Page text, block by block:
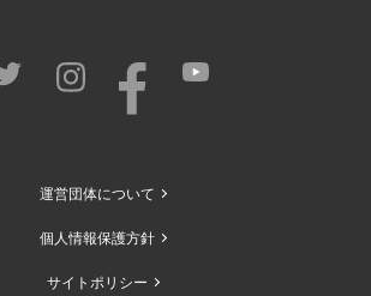
運営団体について
個人情報保護方針
サイトポリシー